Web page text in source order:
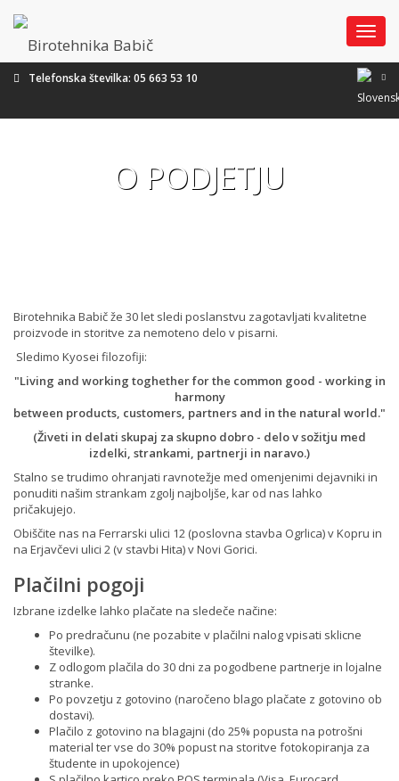
STORITVE
SERVIS IN VZDRŽEVANJE
PRINK
PANTUM P2506W
LASERSKA MFC NAPRAVA
PANTUM M6506W
LASERSKA MFC NAPRAVA
PANTUM M6606NW
Meni
Telefonska številka: 05 663 53 10
O PODJETJU
Birotehnika Babič že 30 let sledi poslanstvu zagotavljati kvalitetne
proizvode in storitve za nemoteno delo v pisarni.
Sledimo Kyosei filozofiji:
"Living and working toghether for the common good - working in
harmony
between products, customers, partners and in the natural world."
(Živeti in delati skupaj za skupno dobro - delo v sožitju med
izdelki, strankami, partnerji in naravo.)
Stalno se trudimo ohranjati ravnotežje med omenjenimi dejavniki in
ponuditi našim strankam zgolj najboljše, kar od nas lahko
pričakujejo.
Obiščite nas na Ferrarski ulici 12 (poslovna stavba Ogrlica) v Kopru in
na Erjavčevi ulici 2 (v stavbi Hita) v Novi Gorici.
Plačilni pogoji
Izbrane izdelke lahko plačate na sledeče načine:
Po predračunu (ne pozabite v plačilni nalog vpisati sklicne
številke).
Z odlogom plačila do 30 dni za pogodbene partnerje in lojalne
stranke.
Po povzetju z gotovino (naročeno blago plačate z gotovino ob
dostavi).
Plačilo z gotovino na blagajni (do 25% popusta na potrošni
material ter vse do 30% popust na storitve fotokopiranja za
študente in upokojence)